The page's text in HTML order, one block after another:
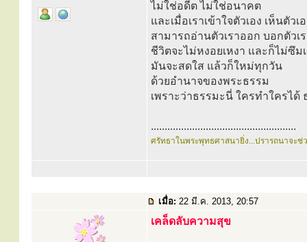
ไม่ใช่อดีต ไม่ใช่อนาคต
และเมื่อเราเข้าใจตัวเอง เห็นตัว
สามารถอ่านตัวเราออก บอกตัวเ
ชีวิตจะไม่หงอยเหงา และก็ไม่ซึม
มันจะสดใส แล้วก็ใหม่ทุกวัน
ด้วยอำนาจของพระธรรม
เพราะว่าธรรมะนี่ ใครทำใครไ
.....................................................
ศรัทธาในพระพุทธศาสนายิ่ง...ปรารถนาจะ
เมื่อ: 22 มี.ค. 2013, 20:57
เคล็ดลับความสุข